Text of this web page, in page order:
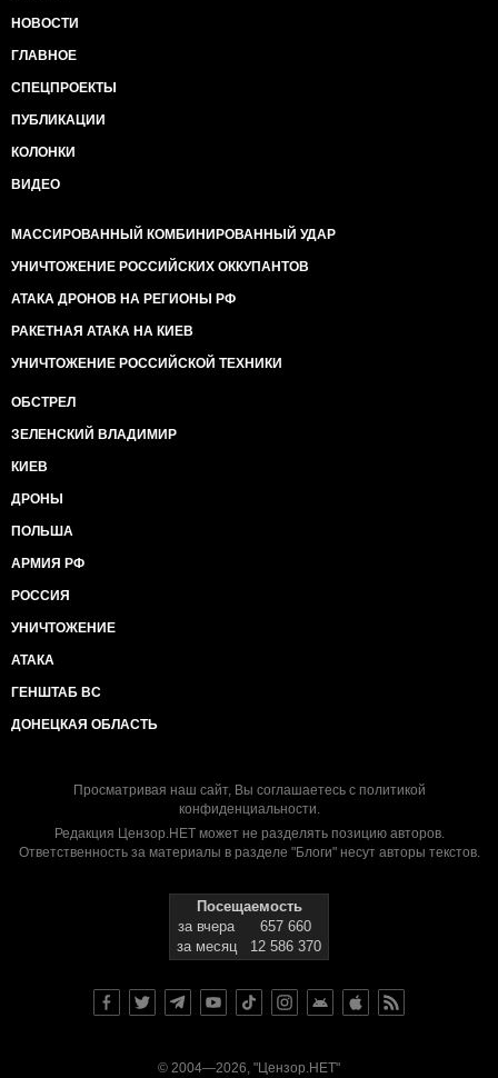
НОВОСТИ
ГЛАВНОЕ
СПЕЦПРОЕКТЫ
ПУБЛИКАЦИИ
КОЛОНКИ
ВИДЕО
МАССИРОВАННЫЙ КОМБИНИРОВАННЫЙ УДАР
УНИЧТОЖЕНИЕ РОССИЙСКИХ ОККУПАНТОВ
АТАКА ДРОНОВ НА РЕГИОНЫ РФ
РАКЕТНАЯ АТАКА НА КИЕВ
УНИЧТОЖЕНИЕ РОССИЙСКОЙ ТЕХНИКИ
ОБСТРЕЛ
ЗЕЛЕНСКИЙ ВЛАДИМИР
КИЕВ
ДРОНЫ
ПОЛЬША
АРМИЯ РФ
РОССИЯ
УНИЧТОЖЕНИЕ
АТАКА
ГЕНШТАБ ВС
ДОНЕЦКАЯ ОБЛАСТЬ
Просматривая наш сайт, Вы соглашаетесь с политикой
конфиденциальности.
Редакция Цензор.НЕТ может не разделять позицию авторов.
Ответственность за материалы в разделе "Блоги" несут авторы текстов.
Посещаемость
за вчера
657 660
за месяц
12 586 370
© 2004—2026, "Цензор.НЕТ"